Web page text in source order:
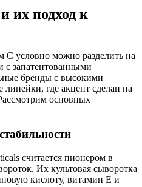
их подход к
С условно можно разделить на
с запатентованными
бренды с высокими
где акцент сделан на
основных
считается пионером в
Их культовая сыворотка
кислоту, витамин Е и